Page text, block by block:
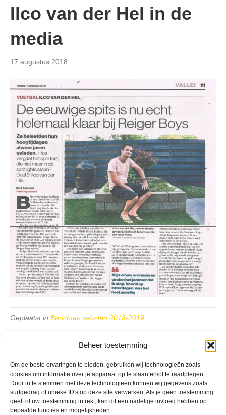
Beheer toestemming
Om de beste ervaringen te bieden, gebruiken wij technologieën zoals
cookies om informatie over je apparaat op te slaan en/of te raadplegen.
Door in te stemmen met deze technologieën kunnen wij gegevens zoals
surfgedrag of unieke ID's op deze site verwerken. Als je geen toestemming
geeft of uw toestemming intrekt, kan dit een nadelige invloed hebben op
bepaalde functies en mogelijkheden.
Ilco van der Hel in de
media
17 augustus 2018
Geplaatst in Berichten seizoen 2018-2019
VV Reiger Boys
De Wending, Lotte Beesedijk 1
1705 NA Heerhugowaard